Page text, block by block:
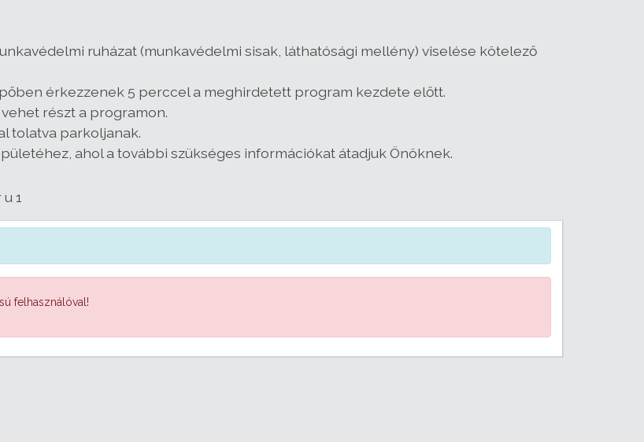
ruházat (munkavédelmi sisak, láthatósági mellény) viselése kötelező
érkezzenek 5 perccel a meghirdetett program kezdete előtt.
részt a programon.
tolatva parkoljanak.
ahol a további szükséges információkat átadjuk Önöknek.
1
felhasználóval!